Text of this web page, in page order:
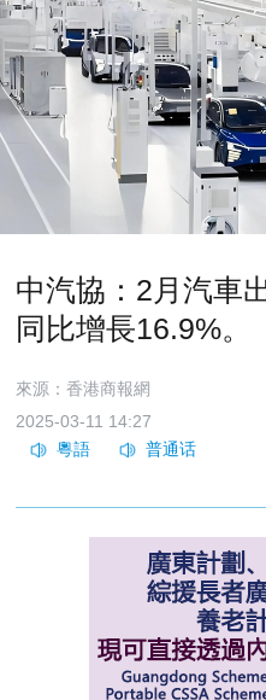
中汽協：2月汽車
同比增長16.9%。
來源：香港商報網
2025-03-11 14:27